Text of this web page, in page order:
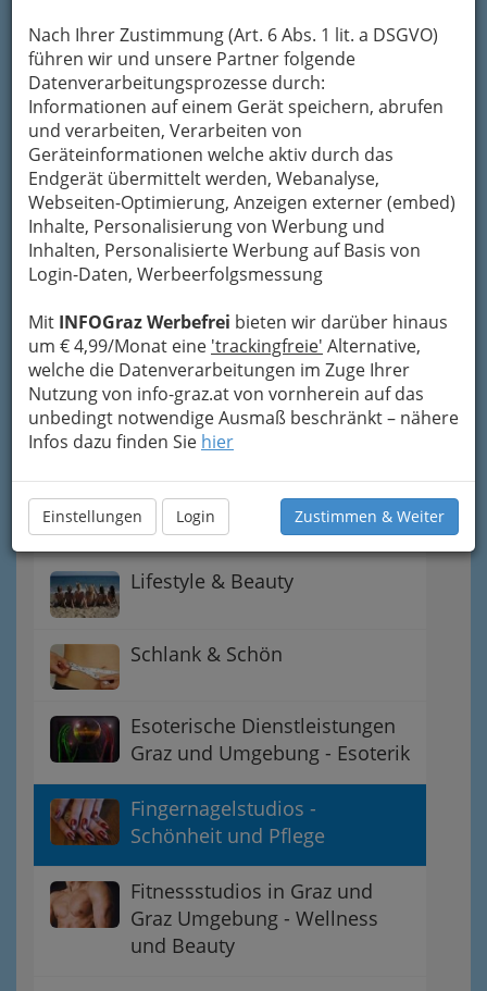
Nach Ihrer Zustimmung (Art. 6 Abs. 1 lit. a DSGVO)
führen wir und unsere Partner folgende
Datenverarbeitungsprozesse durch:
Informationen auf einem Gerät speichern, abrufen
und verarbeiten, Verarbeiten von
Geräteinformationen welche aktiv durch das
Endgerät übermittelt werden, Webanalyse,
Webseiten-Optimierung, Anzeigen externer (embed)
Inhalte, Personalisierung von Werbung und
Inhalten, Personalisierte Werbung auf Basis von
Login-Daten, Werbeerfolgsmessung
Mit INFOGraz Werbefrei bieten wir darüber hinaus
um € 4,99/Monat eine 'trackingfreie' Alternative,
welche die Datenverarbeitungen im Zuge Ihrer
Nutzung von info-graz.at von vornherein auf das
unbedingt notwendige Ausmaß beschränkt – nähere
Infos dazu finden Sie hier
Einstellungen Login Zustimmen & Weiter
Navigation
Beautysalons Graz und
Umgebung
Dampfbad & Sauna
Friseure Graz und
Friseurinnen - perfekte
Frisuren
Ernährungs-Beratung
Lifestyle & Beauty
Schlank & Schön
Esoterische Dienstleistungen
Graz und Umgebung - Esoterik
Fingernagelstudios -
Schönheit und Pflege
Fitnessstudios in Graz und
Graz Umgebung - Wellness
und Beauty